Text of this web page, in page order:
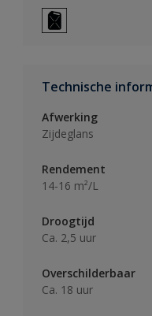
Technische
Afwerking
Zijdeglans
Rendement
14-16 m²/L
Droogtijd
Ca. 2,5 uur
Overschilderbaar
Ca. 18 uur